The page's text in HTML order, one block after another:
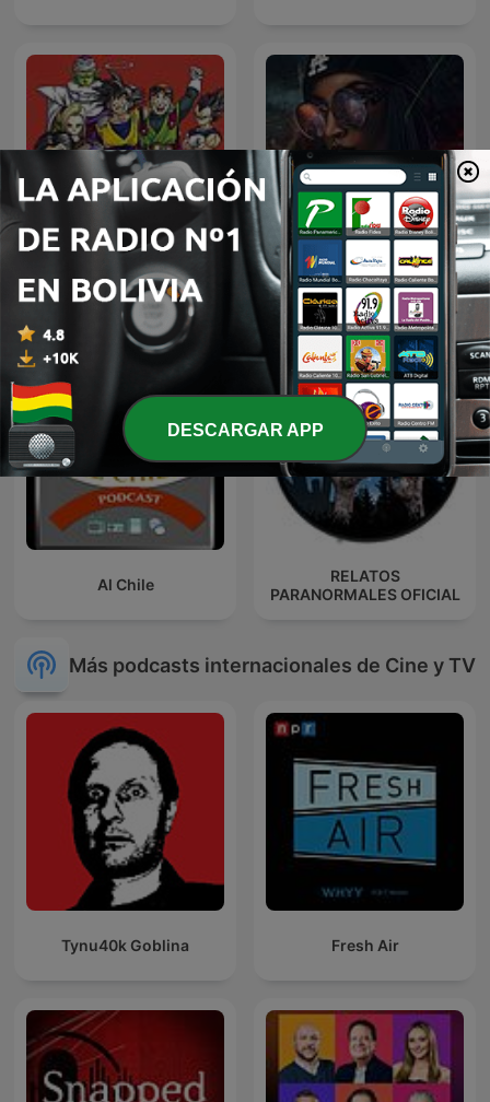
Dragon Ball Historia Vevo Reggaetón Podcast
Al Chile
RELATOS
PARANORMALES OFICIAL
Más podcasts internacionales de Cine y TV
Tynu40k Goblina Fresh Air
DESCARGAR APP